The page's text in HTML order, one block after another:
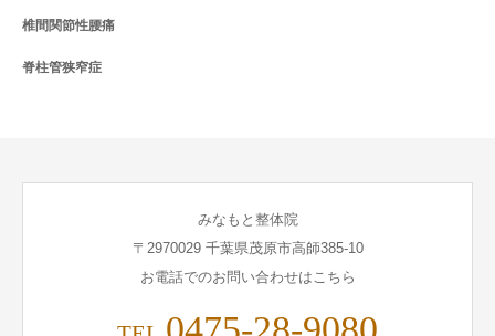
椎間関節性腰痛
脊柱管狭窄症
みなもと整体院
〒2970029 千葉県茂原市高師385-10
お電話でのお問い合わせはこちら